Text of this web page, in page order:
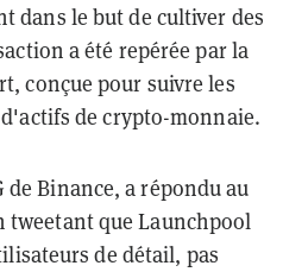
dans le but de cultiver des
a été repérée par la
conçue pour suivre les
de crypto-monnaie.
de Binance, a répondu au
tweetant que Launchpool
de détail, pas